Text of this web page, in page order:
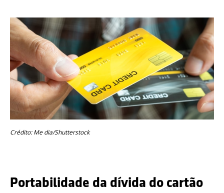
Crédito: Me dia/Shutterstock
Portabilidade da dívida do cartão